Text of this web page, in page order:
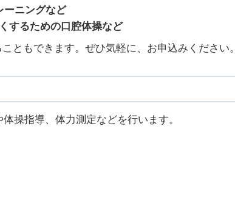
ーニングなど
するための口腔体操など
ともできます。ぜひ気軽に、お申込みください。
操指導、体力測定などを行います。